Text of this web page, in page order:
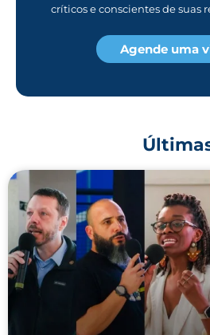
críticos e conscientes de suas
Agende uma